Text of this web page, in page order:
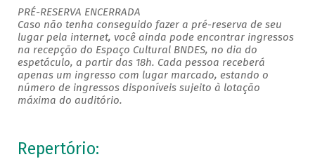
PRÉ-RESERVA ENCERRADA
Caso não tenha conseguido fazer a pré-reserva de seu
lugar pela internet, você ainda pode encontrar ingressos
na recepção do Espaço Cultural BNDES, no dia do
espetáculo, a partir das 18h. Cada pessoa receberá
apenas um ingresso com lugar marcado, estando o
número de ingressos disponíveis sujeito à lotação
máxima do auditório.
Repertório: